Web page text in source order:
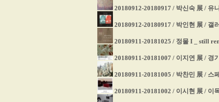
20180912-20180917 / 박신숙 展 / 유
20180912-20180917 / 박인현 展 / 갤
20180911-20181025 / 정물 I _ still
20180911-20181007 / 이지연 展 / 경
20180911-20181005 / 박찬민 展 / 스
20180911-20181002 / 이시현 展 / 이